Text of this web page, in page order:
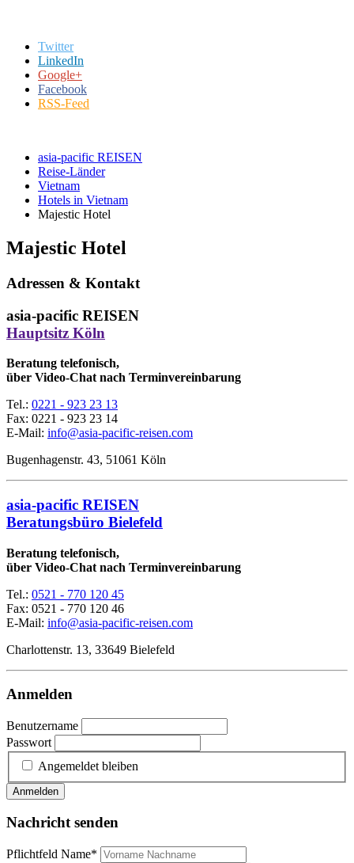
Twitter
LinkedIn
Google+
Facebook
RSS-Feed
asia-pacific REISEN
Reise-Länder
Vietnam
Hotels in Vietnam
Majestic Hotel
Majestic Hotel
Adressen & Kontakt
asia-pacific REISEN
Hauptsitz Köln
Beratung telefonisch,
über Video-Chat nach Terminvereinbarung
Tel.: 0221 - 923 23 13
Fax: 0221 - 923 23 14
E-Mail: info@asia-pacific-reisen.com
Bugenhagenstr. 43, 51061 Köln
asia-pacific REISEN
Beratungsbüro Bielefeld
Beratung telefonisch,
über Video-Chat nach Terminvereinbarung
Tel.: 0521 - 770 120 45
Fax: 0521 - 770 120 46
E-Mail: info@asia-pacific-reisen.com
Charlottenstr. 13, 33649 Bielefeld
Anmelden
Benutzername
Passwort
Angemeldet bleiben
Anmelden
Nachricht senden
Pflichtfeld Name*